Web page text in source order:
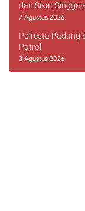
dan Sikat
7 Agustus 2026
Polresta Padang
Patroli
3 Agustus 2026